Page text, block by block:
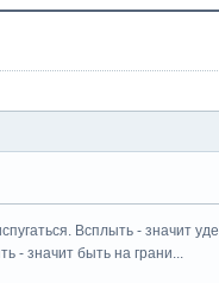
Всплыть - значит
- значит быть на грани...